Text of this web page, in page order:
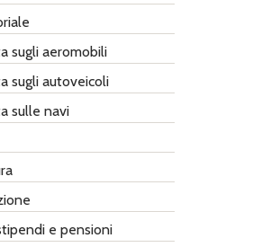
sugli aeromobili
sugli autoveicoli
sulle navi
e pensioni